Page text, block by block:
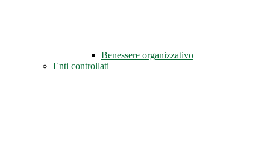
Benessere organizzativo
Enti controllati